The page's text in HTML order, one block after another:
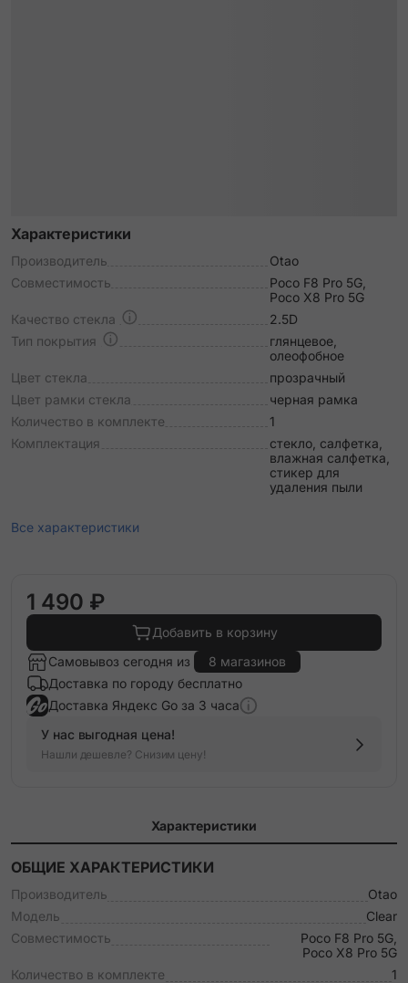
Характеристики
Производитель
Otao
Совместимость
Poco F8 Pro 5G,
Poco X8 Pro 5G
Качество стекла
2.5D
Тип покрытия
глянцевое,
олеофобное
Цвет стекла
прозрачный
Цвет рамки стекла
черная рамка
Количество в комплекте
1
Комплектация
стекло, салфетка,
влажная салфетка,
стикер для
удаления пыли
Все характеристики
1 490 ₽
Добавить в корзину
Самовывоз сегодня из
8 магазинов
Доставка по городу бесплатно
Доставка Яндекс Go за 3 часа
У нас выгодная цена!
Нашли дешевле? Снизим цену!
Характеристики
ОБЩИЕ ХАРАКТЕРИСТИКИ
Производитель
Otao
Модель
Clear
Совместимость
Poco F8 Pro 5G,
Poco X8 Pro 5G
Количество в комплекте
1